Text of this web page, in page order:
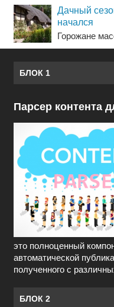
Дачный
начался
Горожане
БЛОК 1
Парсер контента
это полноценный
автоматической
полученного с
БЛОК 2